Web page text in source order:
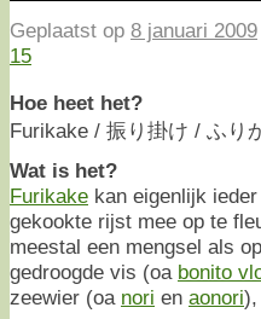
Geplaatst op 8 januari 2009
15
Hoe heet het?
Furikake / 振り掛け / ふり
Wat is het?
Furikake kan eigenlijk
gekookte rijst mee op te
meestal een mengsel als
gedroogde vis (oa bonito
zeewier (oa nori en aonori),